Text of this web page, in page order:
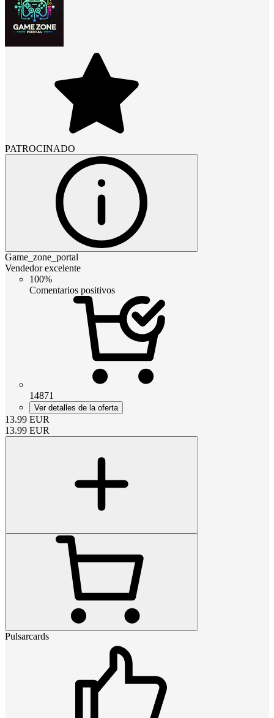
PATROCINADO
Game_zone_portal
Vendedor excelente
100%
Comentarios positivos
14871
Ver detalles de la oferta
13.99 EUR
13.99 EUR
Pulsarcards